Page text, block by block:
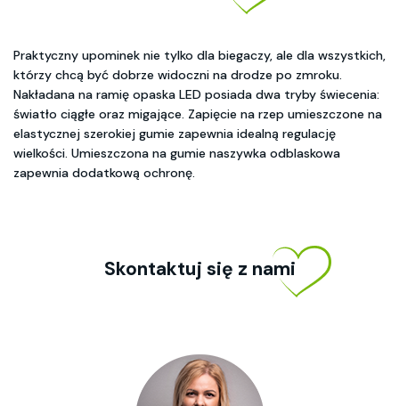
Praktyczny upominek nie tylko dla biegaczy, ale dla wszystkich,
którzy chcą być dobrze widoczni na drodze po zmroku.
Nakładana na ramię opaska LED posiada dwa tryby świecenia:
światło ciągłe oraz migające. Zapięcie na rzep umieszczone na
elastycznej szerokiej gumie zapewnia idealną regulację
wielkości. Umieszczona na gumie naszywka odblaskowa
zapewnia dodatkową ochronę.
Skontaktuj się z nami